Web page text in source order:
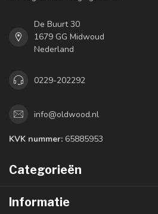
De Buurt 30
1679 GG Midwoud
Nederland
0229-202292
info@oldwood.nl
KVK nummer: 65885953
Categorieën
Informatie